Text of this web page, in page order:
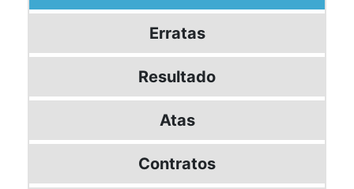
Erratas
Resultado
Atas
Contratos